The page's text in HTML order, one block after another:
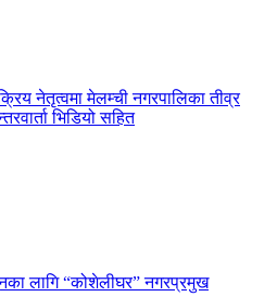
नेतृत्वमा मेलम्ची नगरपालिका तीव्र
भिडियो सहित
लागि “कोशेलीघर” नगरप्रमुख